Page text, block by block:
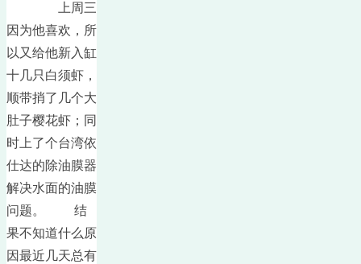
上周三
因为他喜欢，所
以又给他新入缸
十几只白须虾，
顺带捎了几个大
肚子樱花虾；同
时上了个台湾依
仕达的除油膜器
解决水面的油膜
问题。 结
果不知道什么原
因最近几天总有